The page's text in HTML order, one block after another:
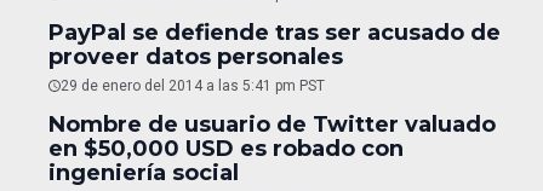
PayPal se defiende tras ser acusado de
proveer datos personales
29 de enero del 2014 a las 5:41 pm PST
Nombre de usuario de Twitter valuado
en $50,000 USD es robado con
ingeniería social